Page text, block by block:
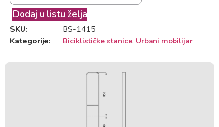
Dodaj u listu želja
SKU:
BS-1415
Kategorije:
Biciklističke stanice, Urbani mobilijar